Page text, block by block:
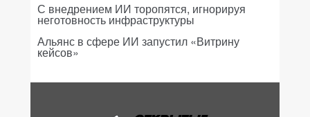
С внедрением ИИ торопятся, игнорируя
неготовность инфраструктуры
Альянс в сфере ИИ запустил «Витрину
кейсов»